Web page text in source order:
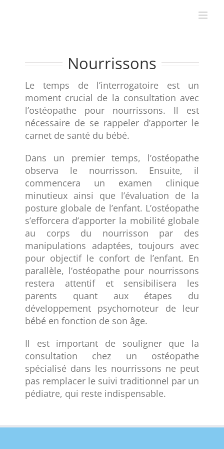
Nourrissons
Le temps de l’interrogatoire est un
moment crucial de la consultation avec
l’ostéopathe pour nourrissons. Il est
nécessaire de se rappeler d’apporter le
carnet de santé du bébé.
Dans un premier temps, l’ostéopathe
observa le nourrisson. Ensuite, il
commencera un examen clinique
minutieux ainsi que l’évaluation de la
posture globale de l’enfant. L’ostéopathe
s’efforcera d’apporter la mobilité globale
au corps du nourrisson par des
manipulations adaptées, toujours avec
pour objectif le confort de l’enfant. En
parallèle, l’ostéopathe pour nourrissons
restera attentif et sensibilisera les
parents quant aux étapes du
développement psychomoteur de leur
bébé en fonction de son âge.
Il est important de souligner que la
consultation chez un ostéopathe
spécialisé dans les nourrissons ne peut
pas remplacer le suivi traditionnel par un
pédiatre, qui reste indispensable.